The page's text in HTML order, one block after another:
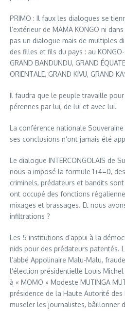
PRIMO : Il faux les dialogues se
l’extérieur de MAMA KONGO ni
pas un dialogue mais de multiples
des filles et fils du pays : au KONGO-
GRAND BANDUNDU, GRAND
ORIENTALE, GRAND KIVU, GRAND
Il faudra que le peuple travaille
pérennes par lui, de lui et avec lui.
La conférence nationale Souveraine
ses conclusions n’ont jamais été
Le dialogue INTERCONGOLAIS de
nous a imposé la formule 1+4=0,
criminels, prédateurs et bandits
ont occupé des fonctions
mixages et brassages. Et nous
infiltrations ?
Les 5 institutions d’appui à la
nids pour des prédateurs patentés.
l’abbé Appolinaire Malu-Malu,
l’élection présidentielle Louis
à « MOMO » Modeste MUTINGA
présidence de la Haute Autorité des
museler les journalistes, bâillonner